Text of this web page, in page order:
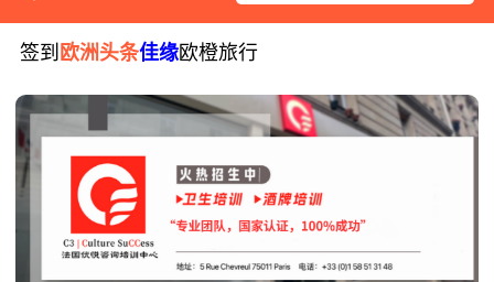
签到 欧洲头条佳缘欧橙旅行